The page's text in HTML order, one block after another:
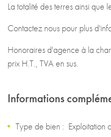
La totalité des terres ainsi que
Contactez nous pour plus
Honoraires d'agence à la
prix H.T., TVA en sus.
Informations
Type de bien : Exploitation